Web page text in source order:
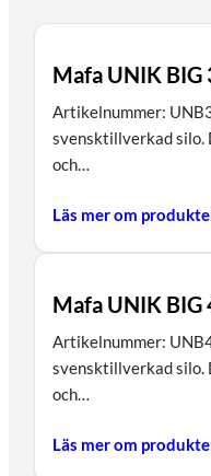
Mafa UNIK BIG
Artikelnummer:
svensktillverkad silo.
och…
Läs mer om
Mafa UNIK BIG
Artikelnummer:
svensktillverkad silo.
och…
Läs mer om